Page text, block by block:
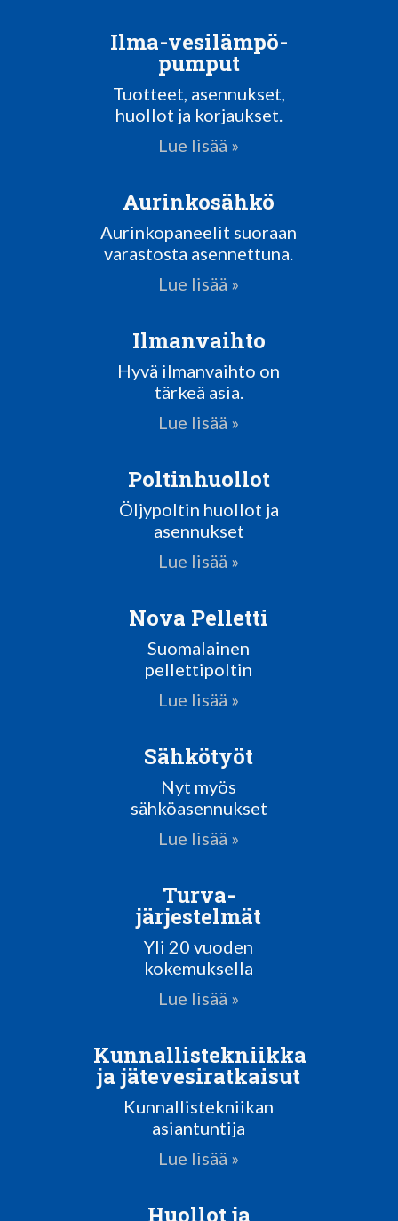
Ilma-vesilämpö-
pumput
Tuotteet, asennukset,
huollot ja korjaukset.
Lue lisää »
Aurinkosähkö
Aurinkopaneelit suoraan
varastosta asennettuna.
Lue lisää »
Ilmanvaihto
Hyvä ilmanvaihto on
tärkeä asia.
Lue lisää »
Poltinhuollot
Öljypoltin huollot ja
asennukset
Lue lisää »
Nova Pelletti
Suomalainen
pellettipoltin
Lue lisää »
Sähkötyöt
Nyt myös
sähköasennukset
Lue lisää »
Turva-
järjestelmät
Yli 20 vuoden
kokemuksella
Lue lisää »
Kunnallistekniikka
ja jätevesiratkaisut
Kunnallistekniikan
asiantuntija
Lue lisää »
Huollot ja